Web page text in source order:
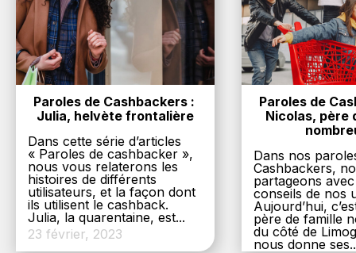
Paroles de Cashbackers :
Julia, helvète frontalière
Dans cette série d’articles
« Paroles de cashbacker »,
nous vous relaterons les
histoires de différents
utilisateurs, et la façon dont
ils utilisent le cashback.
Julia, la quarentaine, est...
23 février, 2023
Paroles de
Nicolas, père
Dans nos
Cashbackers,
partageons
conseils de nos
Aujourd’hui,
père de famille
du côté de
nous donne